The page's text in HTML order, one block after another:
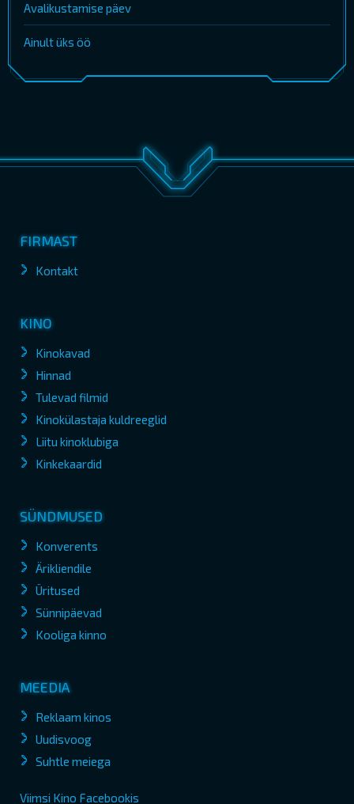
Avalikustamise päev
Ainult üks öö
FIRMAST
Kontakt
KINO
Kinokavad
Hinnad
Tulevad filmid
Kinokülastaja kuldreeglid
Liitu kinoklubiga
Kinkekaardid
SÜNDMUSED
Konverents
Ärikliendile
Üritused
Sünnipäevad
Kooliga kinno
MEEDIA
Reklaam kinos
Uudisvoog
Suhtle meiega
Viimsi Kino Facebookis